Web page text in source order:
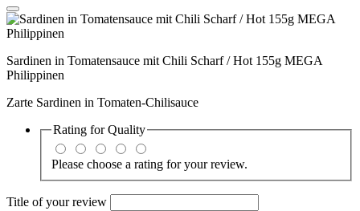
Sardinen in Tomatensauce mit Chili Scharf / Hot 155g MEGA
Philippinen
Zarte Sardinen in Tomaten-Chilisauce
Rating forQuality
Please choose a rating for your review.
Title of your review